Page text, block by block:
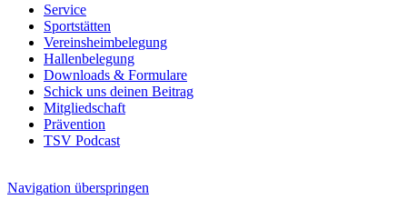
Service
Sportstätten
Vereinsheimbelegung
Hallenbelegung
Downloads & Formulare
Schick uns deinen Beitrag
Mitgliedschaft
Prävention
TSV Podcast
Navigation überspringen